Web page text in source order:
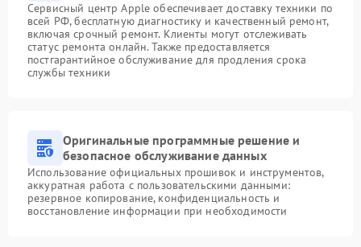
Сервисный центр Apple обеспечивает доставку техники по
всей РФ, бесплатную диагностику и качественный ремонт,
включая срочный ремонт. Клиенты могут отслеживать
статус ремонта онлайн. Также предоставляется
постгарантийное обслуживание для продления срока
службы техники
Оригинальные программные решение и
безопасное обслуживание данных
Использование официальных прошивок и инструментов,
аккуратная работа с пользовательскими данными:
резервное копирование, конфиденциальность и
восстановление информации при необходимости